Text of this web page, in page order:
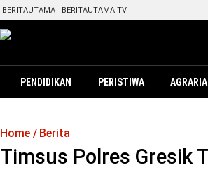
BERITAUTAMA BERITAUTAMA TV
PENDIDIKAN PERISTIWA AGRARIA
Home Berita
Timsus Polres Gresik